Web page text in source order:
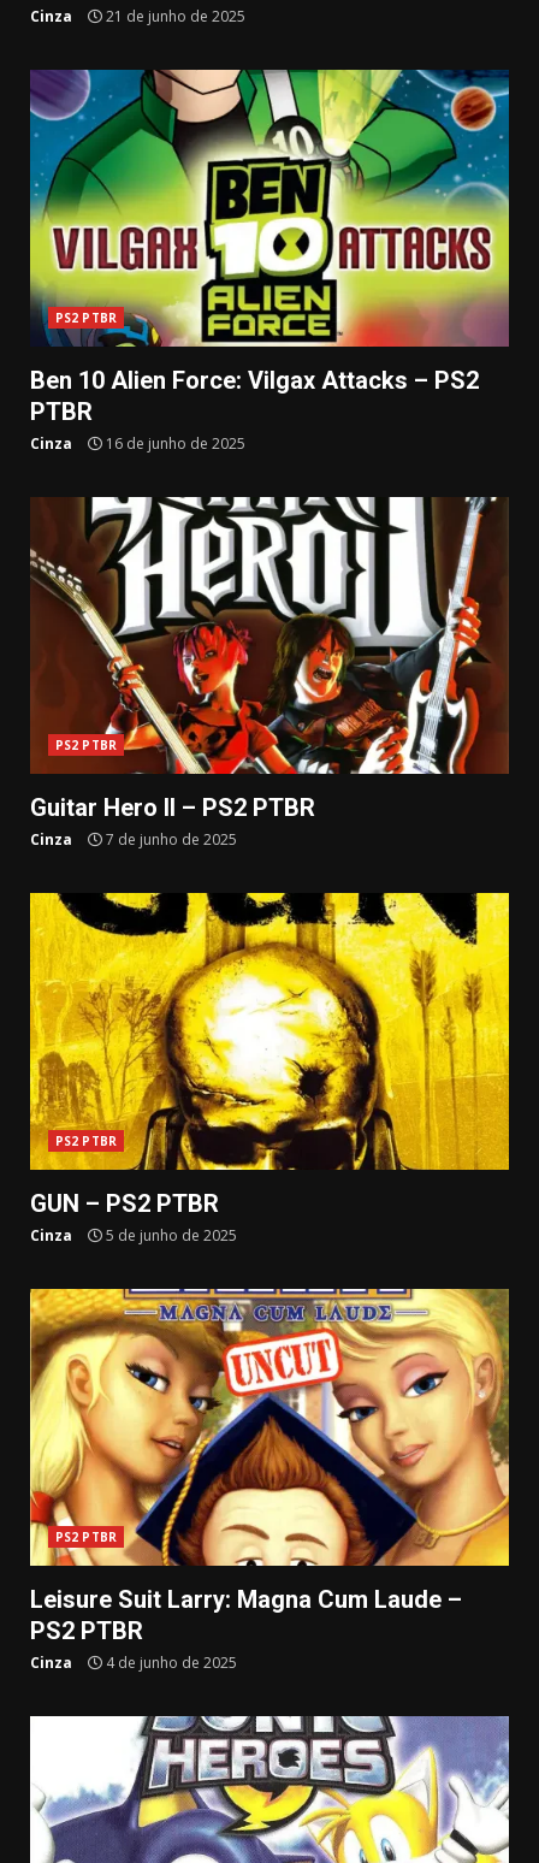
Cinza 21 de junho de 2025
PS2 PTBR
Ben 10 Alien Force: Vilgax Attacks – PS2
PTBR
Cinza 16 de junho de 2025
PS2 PTBR
Guitar Hero II – PS2 PTBR
Cinza 7 de junho de 2025
PS2 PTBR
GUN – PS2 PTBR
Cinza 5 de junho de 2025
PS2 PTBR
Leisure Suit Larry: Magna Cum Laude –
PS2 PTBR
Cinza 4 de junho de 2025